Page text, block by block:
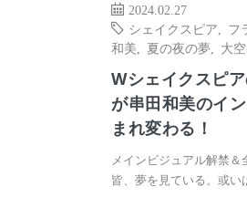
2024.02.27
シェイクスピア
フ
和美
夏の夜の夢 大
Wシェイクスピ
が串田和美のイ
まれ変わる！
メインビジュアル解禁
皆、夢を見ている。或